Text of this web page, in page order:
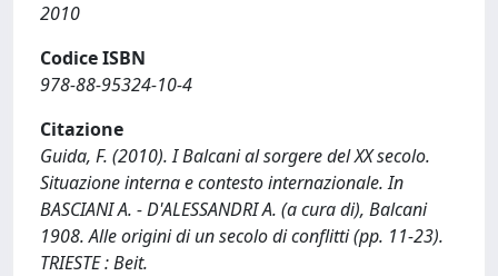
2010
Codice ISBN
978-88-95324-10-4
Citazione
Guida, F. (2010). I Balcani al sorgere del XX secolo.
Situazione interna e contesto internazionale. In
BASCIANI A. - D'ALESSANDRI A. (a cura di), Balcani
1908. Alle origini di un secolo di conflitti (pp. 11-23).
TRIESTE : Beit.